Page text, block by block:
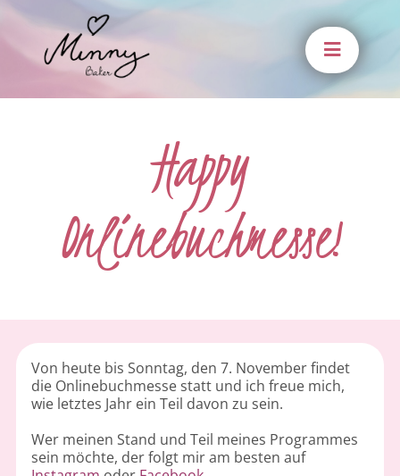
Zum
Inhalt
springen
Happy
Onlinebuchmesse!
Von heute bis Sonntag, den 7. November findet
die Onlinebuchmesse statt und ich freue mich,
wie letztes Jahr ein Teil davon zu sein.
Wer meinen Stand und Teil meines Programmes
sein möchte, der folgt mir am besten auf